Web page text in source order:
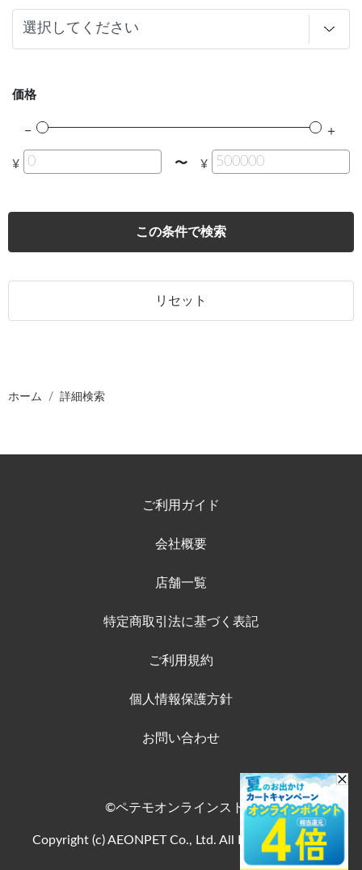
価格
¥ 〜 ¥
この条件で検索
リセット
ホーム 詳細検索
ご利用ガイド
会社概要
店舗一覧
特定商取引法に基づく表記
ご利用規約
個人情報保護方針
お問い合わせ
©ペテモオンラインストア
Copyright (c) AEONPET Co., Ltd. All Rights Reserved.